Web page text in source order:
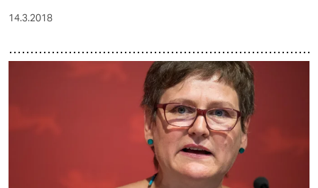
14.3.2018